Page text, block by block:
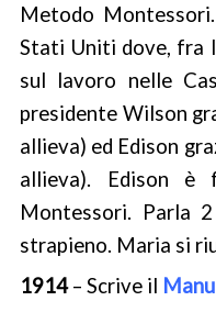
Metodo
Stati Uniti dove, fra
sul lavoro nelle
presidente Wilson
allieva) ed Edison
allieva). Edison è
Montessori. Parla
strapieno. Maria si
1914– Scrive il